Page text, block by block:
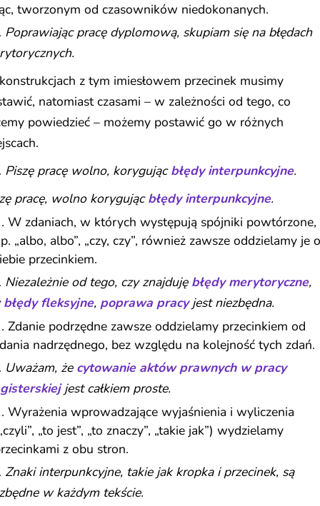
tworzonym od czasowników niedokonanych.
Poprawiając pracę dyplomową, skupiam się na błędach
z tym imiesłowem przecinek musimy
natomiast czasami – w zależności od tego, co
powiedzieć – możemy postawić go w różnych
Piszę pracę wolno, korygującbłędy interpunkcyjne.
pracę, wolno korygującbłędy interpunkcyjne.
W zdaniach, w których występują spójniki powtórzone,
„albo, albo”, „czy, czy”, również zawsze oddzielamy je
przecinkiem.
Niezależnie od tego, czy znajduję błędy merytoryczne,
błędy fleksyjne, poprawa pracyjest niezbędna.
Zdanie podrzędne zawsze oddzielamy przecinkiem od
nadrzędnego, bez względu na kolejność tych zdań.
Uważam, że cytowanie aktów prawnych w pracy
jest całkiem proste.
Wyrażenia wprowadzające wyjaśnienia i wyliczenia
„to jest”, „to znaczy”, „takie jak”) wydzielamy
z obu stron.
Znaki interpunkcyjne, takie jak kropka i przecinek, są
w każdym tekście.